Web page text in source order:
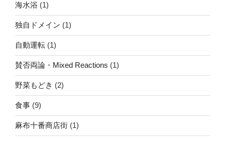
海水浴 (1)
独自ドメイン (1)
自動運転 (1)
賛否両論・Mixed Reactions (1)
野菜もどき (2)
食事 (9)
麻布十番商店街 (1)